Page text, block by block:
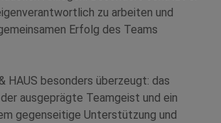
zu arbeiten und
Erfolg des Teams
HAUS besonders überzeugt: das
ausgeprägte Teamgeist und ein
gegenseitige Unterstützung und